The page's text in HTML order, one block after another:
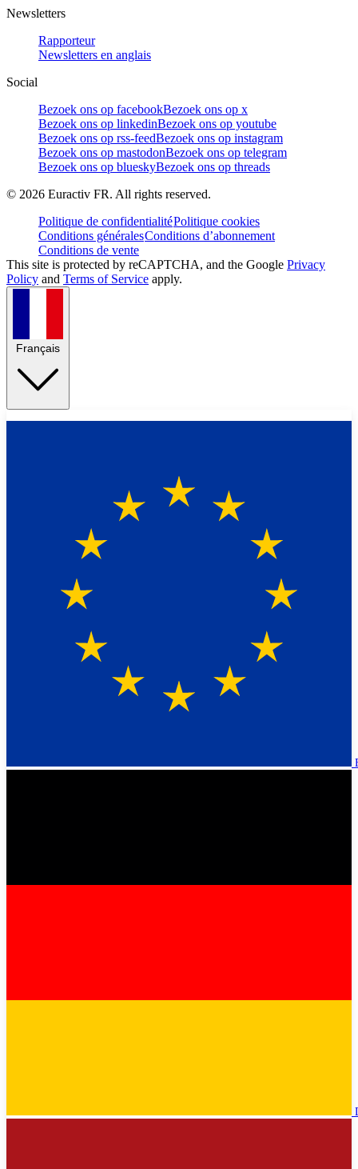
Newsletters
Rapporteur
Newsletters en anglais
Social
Bezoek ons op facebookBezoek ons op x
Bezoek ons op linkedinBezoek ons op youtube
Bezoek ons op rss-feedBezoek ons op instagram
Bezoek ons op mastodonBezoek ons op telegram
Bezoek ons op blueskyBezoek ons op threads
© 2026 Euractiv FR. All rights reserved.
Politique de confidentialitéPolitique cookies
Conditions généralesConditions d’abonnement
Conditions de vente
This site is protected by reCAPTCHA, and the Google Privacy
Policy and Terms of Service apply.
Français